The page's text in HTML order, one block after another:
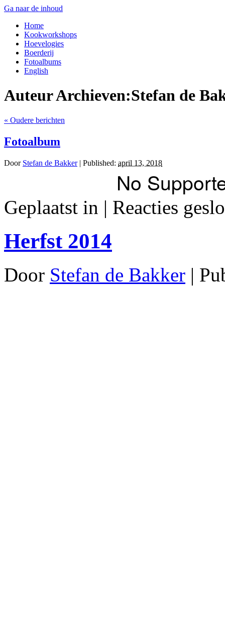
Ga naar de inhoud
Home
Kookworkshops
Hoevelogies
Boerderij
Fotoalbums
English
Auteur Archieven:Stefan de
« Oudere berichten
Fotoalbum
Door Stefan de Bakker| Published: april 13, 2018
No
Geplaatst in | Reacties
Herfst 2014
Door Stefan de Bakker |